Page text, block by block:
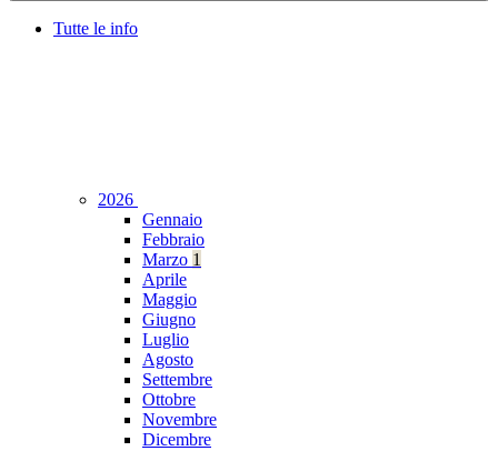
Tutte le info
2026
Gennaio
Febbraio
Marzo 1
Aprile
Maggio
Giugno
Luglio
Agosto
Settembre
Ottobre
Novembre
Dicembre